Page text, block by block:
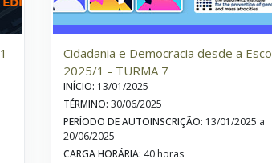
Cidadania e Democracia desde a
2025/1 - TURMA 7
INÍCIO: 13/01/2025
TÉRMINO: 30/06/2025
PERÍODO DE AUTOINSCRIÇÃO: 13/01/2025 a
20/06/2025
CARGA HORÁRIA: 40 horas